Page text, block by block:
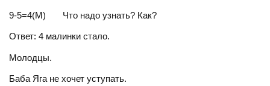
9-5=4(М) Что надо узнать? Как?
Ответ: 4 малинки стало.
Молодцы.
Баба Яга не хочет уступать.